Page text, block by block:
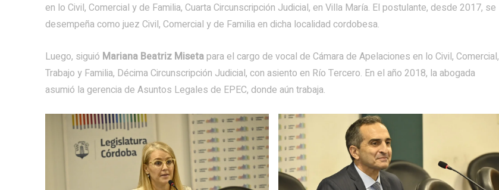
en lo Civil, Comercial y de Familia, Cuarta Circunscripción Judicial, en Villa María. El postulante, desde 2017, se
desempeña como juez Civil, Comercial y de Familia en dicha localidad cordobesa.
Luego, siguió Mariana Beatriz Misetapara el cargo de vocal de Cámara de Apelaciones en lo Civil, Comercial,
Trabajo y Familia, Décima Circunscripción Judicial, con asiento en Río Tercero. En el año 2018, la abogada
asumió la gerencia de Asuntos Legales de EPEC, donde aún trabaja.